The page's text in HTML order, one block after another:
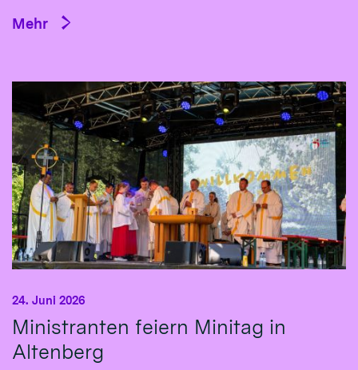
Mehr
Ministranten feiern Minitag in
Altenberg
24. Juni 2026